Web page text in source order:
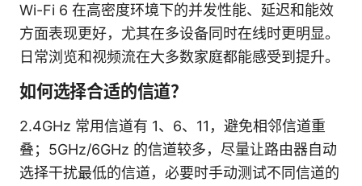
Wi-Fi 6 在高密度环境下的并发性能、延迟和能效
方面表现更好，尤其在多设备同时在线时更明显。
日常浏览和视频流在大多数家庭都能感受到提升。
如何选择合适的信道？
2.4GHz 常用信道有 1、6、11，避免相邻信道重
叠；5GHz/6GHz 的信道较多，尽量让路由器自动
选择干扰最低的信道，必要时手动测试不同信道的